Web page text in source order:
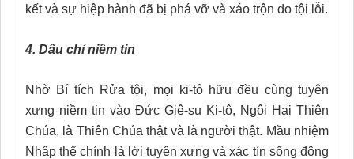
kết và sự hiệp hành đã bị phá vỡ và xáo trộn do tội lỗi.
4. Dấu chỉ niềm tin
Nhờ Bí tích Rửa tội, mọi ki-tô hữu đều cùng tuyên
xưng niềm tin vào Đức Giê-su Ki-tô, Ngôi Hai Thiên
Chúa, là Thiên Chúa thật và là người thật. Mầu nhiệm
Nhập thể chính là lời tuyên xưng và xác tín sống động